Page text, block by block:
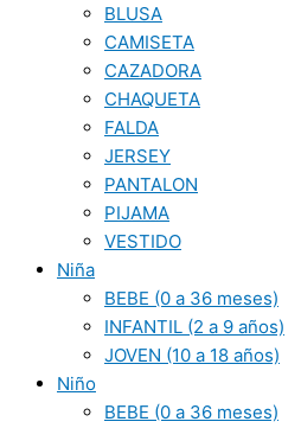
BLUSA
CAMISETA
CAZADORA
CHAQUETA
FALDA
JERSEY
PANTALON
PIJAMA
VESTIDO
Niña
BEBE (0 a 36 meses)
INFANTIL (2 a 9 años)
JOVEN (10 a 18 años)
Niño
BEBE (0 a 36 meses)